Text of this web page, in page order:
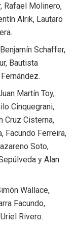
Rafael Molinero,
Alrik, Lautaro
Schaffer,
Bautista
Martín Toy,
Cinquegrani,
Cruz Cisterna,
Facundo Ferreira,
Soto,
y Alan
Wallace,
Facundo,
Rivero.